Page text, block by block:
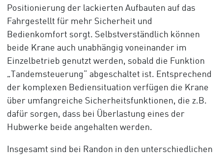
Positionierung der lackierten Aufbauten auf das
Fahrgestellt für mehr Sicherheit und
Bedienkomfort sorgt. Selbstverständlich können
beide Krane auch unabhängig voneinander im
Einzelbetrieb genutzt werden, sobald die Funktion
„Tandemsteuerung“ abgeschaltet ist. Entsprechend
der komplexen Bediensituation verfügen die Krane
über umfangreiche Sicherheitsfunktionen, die z.B.
dafür sorgen, dass bei Überlastung eines der
Hubwerke beide angehalten werden.
Insgesamt sind bei Randon in den unterschiedlichen